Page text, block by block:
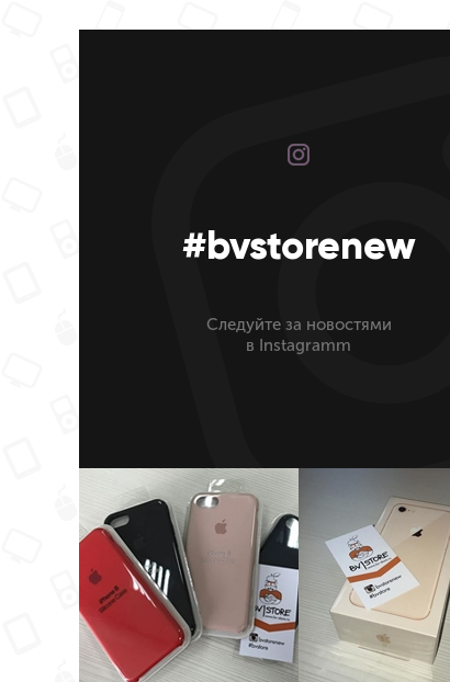
#bvstorenew
Следуйте за новостями
в Instagramm